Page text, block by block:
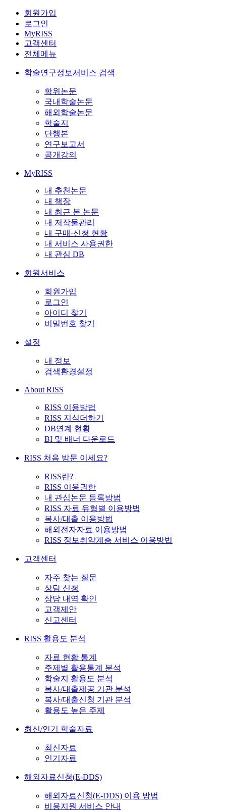
회원가입
로그인
MyRISS
고객센터
전체메뉴
학술연구정보서비스 검색
학위논문
국내학술논문
해외학술논문
학술지
단행본
연구보고서
공개강의
MyRISS
내 추천논문
내 책장
내 최근 본 논문
내 저작물관리
내 구매·신청 현황
내 서비스 사용권한
내 관심 DB
회원서비스
회원가입
로그인
아이디 찾기
비밀번호 찾기
설정
내 정보
검색환경설정
About RISS
RISS 이용방법
RISS 지식더하기
DB연계 현황
BI 및 배너 다운로드
RISS 처음 방문 이세요?
RISS란?
RISS 이용권한
내 관심논문 등록방법
RISS 자료 유형별 이용방법
복사/대출 이용방법
해외전자자료 이용방법
RISS 정보취약계층 서비스 이용방법
고객센터
자주 찾는 질문
상담 신청
상담 내역 확인
고객제안
신고센터
RISS 활용도 분석
자료 현황 통계
주제별 활용통계 분석
학술지 활용도 분석
복사/대출제공 기관 분석
복사/대출신청 기관 분석
활용도 높은 주제
최신/인기 학술자료
최신자료
인기자료
해외자료신청(E-DDS)
해외자료신청(E-DDS) 이용 방법
비용지원 서비스 안내